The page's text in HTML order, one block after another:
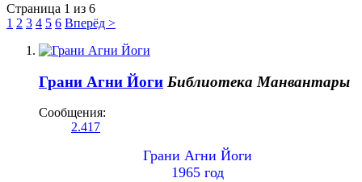
Страница 1 из 6
1 2 3 4 5 6 Вперёд >
Грани Агни Йоги Библиотека Манвантары
Сообщения:
2.417
Грани Агни Йоги
1965 год